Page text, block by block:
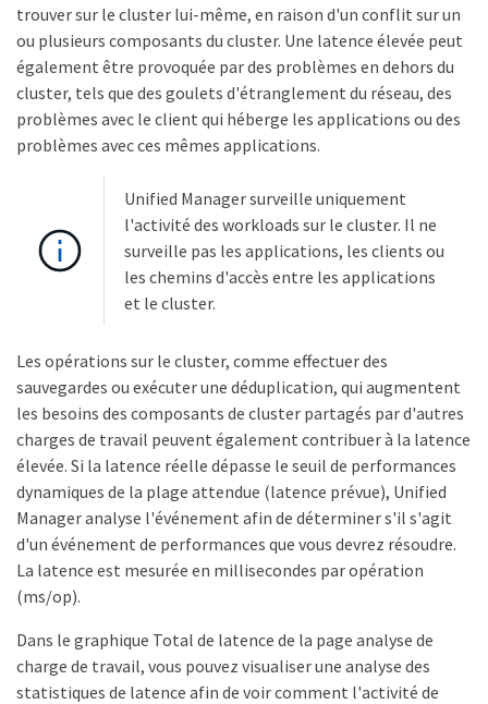
trouver sur le cluster lui-même, en raison d'un conflit sur un
ou plusieurs composants du cluster. Une latence élevée peut
également être provoquée par des problèmes en dehors du
cluster, tels que des goulets d'étranglement du réseau, des
problèmes avec le client qui héberge les applications ou des
problèmes avec ces mêmes applications.
Unified Manager surveille uniquement
l'activité des workloads sur le cluster. Il ne
surveille pas les applications, les clients ou
les chemins d'accès entre les applications
et le cluster.
Les opérations sur le cluster, comme effectuer des
sauvegardes ou exécuter une déduplication, qui augmentent
les besoins des composants de cluster partagés par d'autres
charges de travail peuvent également contribuer à la latence
élevée. Si la latence réelle dépasse le seuil de performances
dynamiques de la plage attendue (latence prévue), Unified
Manager analyse l'événement afin de déterminer s'il s'agit
d'un événement de performances que vous devrez résoudre.
La latence est mesurée en millisecondes par opération
(ms/op).
Dans le graphique Total de latence de la page analyse de
charge de travail, vous pouvez visualiser une analyse des
statistiques de latence afin de voir comment l'activité de